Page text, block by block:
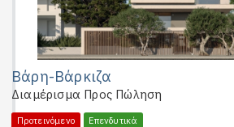
Βάρη-Βάρκιζα
Διαμέρισμα Προς Πώληση
Προτεινόμενο Επενδυτικά